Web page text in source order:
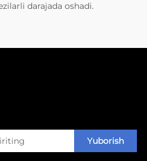
darajada oshadi.
Yuborish